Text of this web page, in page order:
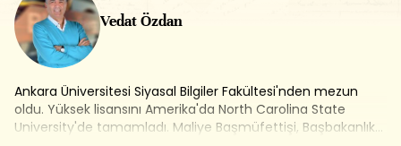
Vedat Özdan
Ankara Üniversitesi Siyasal Bilgiler Fakültesi'nden mezun
oldu. Yüksek lisansını Amerika'da North Carolina State
University'de tamamladı. Maliye Başmüfettişi, Başbakanlık